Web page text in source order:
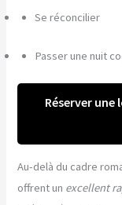
Se réconcilier
Passer une nuit
Réserver
Au-delà du cadre
offrent un excellent